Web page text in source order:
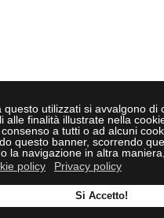
utilizzati si avvalgono di
alle finalità illustrate nella
a tutti o ad alcuni
questo banner, scorrendo
la navigazione in altra
policy Privacy policy
Si Accetto!